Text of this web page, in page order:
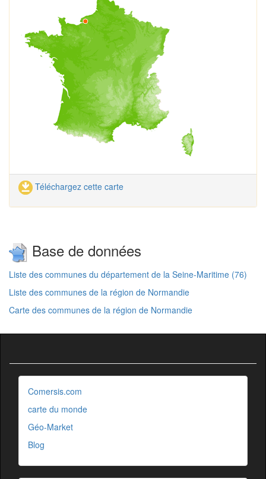
Téléchargez cette carte
Base de données
Liste des communes du département de la Seine-Maritime (76)
Liste des communes de la région de Normandie
Carte des communes de la région de Normandie
Comersis.com
carte du monde
Géo-Market
Blog